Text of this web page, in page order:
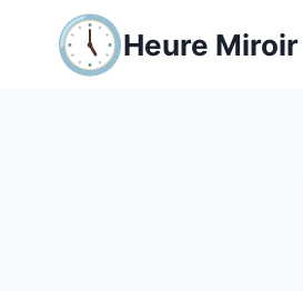
contenu
Heure Miroir